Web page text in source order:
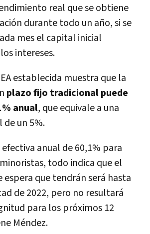
real que se obtiene
durante todo un año, si se
mes el capital inicial
intereses.
establecida muestra que la
plazo fijo tradicional puede
anual, que equivale a una
de un 5%.
anual de 60,1% para
todo indica que el
espera que tendrán será hasta
de 2022, pero no resultará
para los próximos 12
Méndez.